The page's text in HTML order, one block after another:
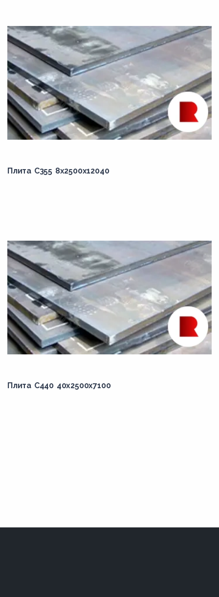
Плита С355 8x2500x12040
Плита С440 40x2500x7100